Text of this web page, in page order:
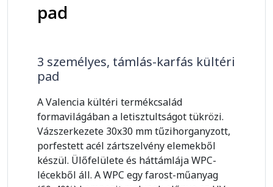
pad
3 személyes, támlás-karfás kültéri
pad
A Valencia kültéri termékcsalád
formavilágában a letisztultságot tükrözi.
Vázszerkezete 30x30 mm tűzihorganyzott,
porfestett acél zártszelvény elemekből
készül. Ülőfelülete és háttámlája WPC-
lécekből áll. A WPC egy farost-műanyag